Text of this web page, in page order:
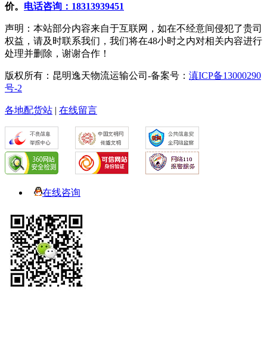
价。 电话咨询：18313939451
声明：本站部分内容来自于互联网，如在不经意间侵犯了贵司
权益，请及时联系我们，我们将在48小时之内对相关内容进行
处理并删除，谢谢合作！
版权所有：昆明逸天物流运输公司-备案号： 滇ICP备13000290
号-2
各地配货站 | 在线留言
在线咨询